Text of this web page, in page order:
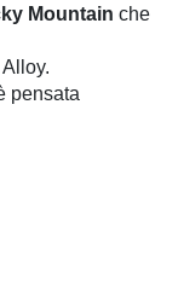
Mountain che
pensata